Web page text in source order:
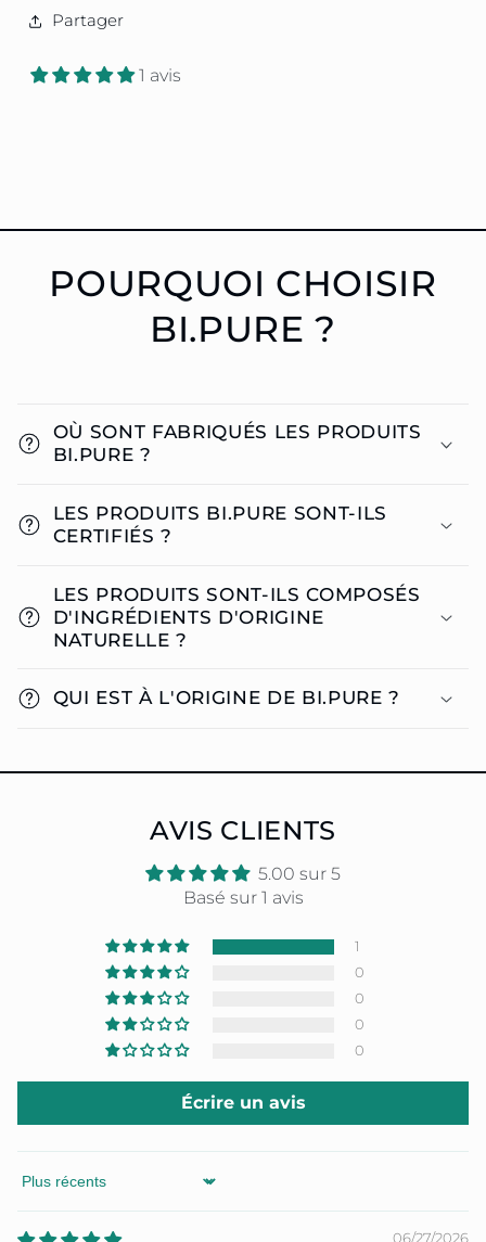
Partager
1 avis
POURQUOI CHOISIR
BI.PURE ?
OÙ SONT FABRIQUÉS LES PRODUITS
BI.PURE ?
LES PRODUITS BI.PURE SONT-ILS
CERTIFIÉS ?
LES PRODUITS SONT-ILS COMPOSÉS
D'INGRÉDIENTS D'ORIGINE
NATURELLE ?
QUI EST À L'ORIGINE DE BI.PURE ?
AVIS CLIENTS
5.00 sur 5
Basé sur 1 avis
1
0
0
0
0
Écrire un avis
Sort by
06/27/2026